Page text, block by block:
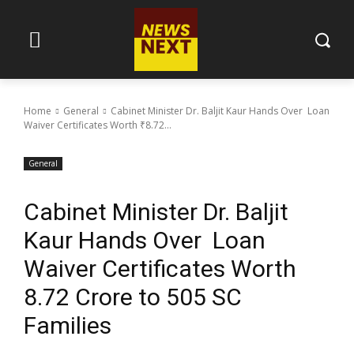
Home General
Cabinet Minister Dr. Baljit Kaur Hands Over Loan
Waiver Certificates Worth ₹8.72...
General
Cabinet Minister Dr. Baljit
Kaur Hands Over Loan
Waiver Certificates Worth
₹8.72 Crore to 505 SC
Families